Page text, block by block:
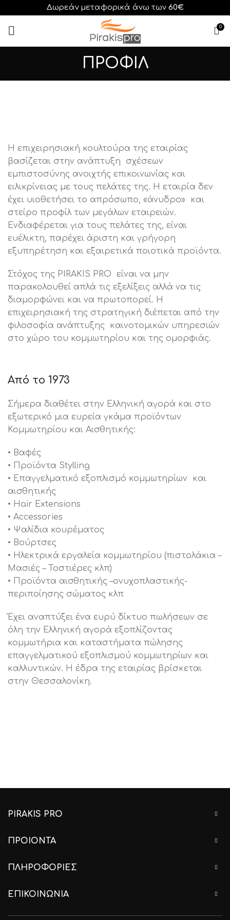
Δωρεάν μεταφορικά άνω των 60€
0
ΠΡΟΦΙΛ
H επιχειρησιακή κουλτούρα της εταιρίας
βασίζεται στην ανάπτυξη σχέσεων
εμπιστοσύνης ανοιχτής επικοινωνίας και
ειλικρίνειας με τους πελάτες της. Η εταιρία δεν
έχει υιοθετήσει το απρόσωπο, «άνυδρο» και
στείρο προφίλ των μεγάλων εταιρειών.
Ενδιαφέρεται για τους πελάτες της, είναι
ευέλικτη, παρέχει άριστη και γρήγορη
εξυπηρέτηση και εξαιρετικά ποιοτικά προϊόντα.
Στόχος της PIRAKIS PRO είναι να μην
παρακολουθεί απλά τις εξελίξεις αλλά να τις
διαμορφώνει και να πρωτοπορεί. Η
επιχειρησιακή της στρατηγική διέπεται από την
φιλοσοφία ανάπτυξης καινοτομικών υπηρεσιών
στο χώρο του κομμωτηρίου και της ομορφιάς.
Από το 1973
Σήμερα διαθέτει στην Ελληνική αγορά και στο
εξωτερικό μια ευρεία γκάμα προϊόντων
Κομμωτηρίου και Αισθητικής:
• Βαφές
• Προϊόντα Stylling
• Επαγγελματικό εξοπλισμό κομμωτηρίων και
αισθητικής
• Ηair Extensions
• Accessories
• Ψαλίδια κουρέματος
• Βούρτσες
• Ηλεκτρικά εργαλεία κομμωτηρίου (πιστολάκια –
Μασιές – Τοστιέρες κλπ)
• Προϊόντα αισθητικής –ονυχοπλαστικής-
περιποίησης σώματος κλπ
Έχει αναπτύξει ένα ευρύ δίκτυο πωλήσεων σε
όλη την Ελληνική αγορά εξοπλίζοντας
κομμωτήρια και καταστήματα πώλησης
επαγγελματικού εξοπλισμού κομμωτηρίων και
καλλυντικών. Η έδρα της εταιρίας βρίσκεται
στην Θεσσαλονίκη.
PIRAKIS PRO
ΠΡΟΙΟΝΤΑ
ΠΛΗΡΟΦΟΡΙΕΣ
ΕΠΙΚΟΙΝΩΝΙΑ